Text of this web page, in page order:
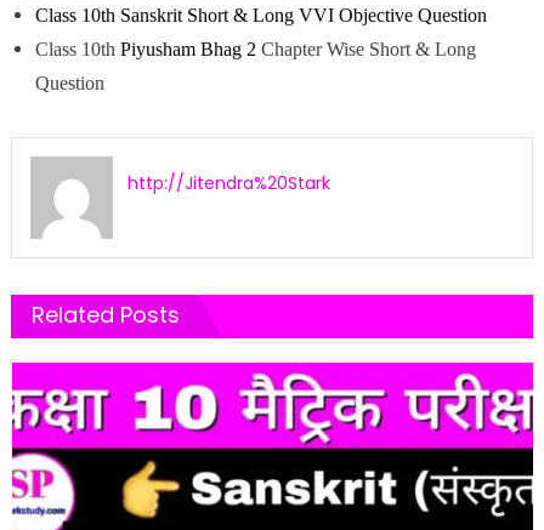
Class 10th Sanskrit Short & LongVVI Objective Question
Class 10th Piyusham Bhag 2 Chapter Wise Short & Long
Question
http://Jitendra%20Stark
Related Posts